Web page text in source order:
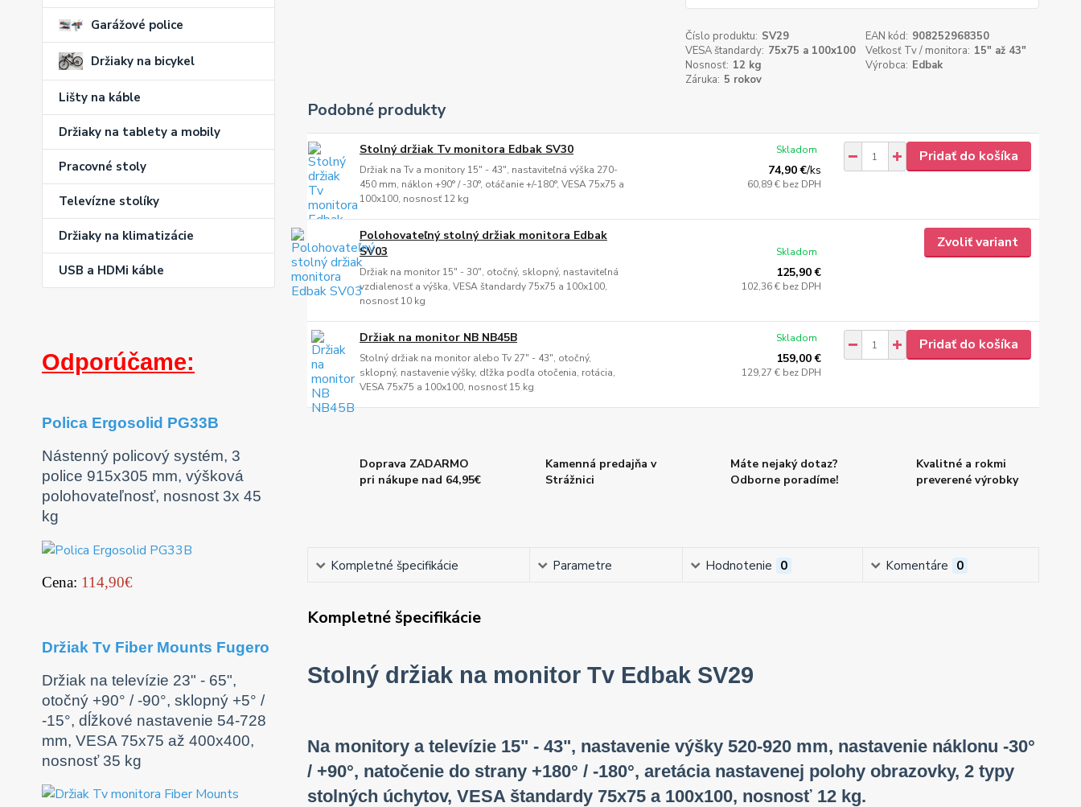
Garážové police
Držiaky na bicykel
Lišty na káble
Držiaky na tablety a mobily
Pracovné stoly
Televízne stolíky
Držiaky na klimatizácie
USB a HDMi káble
Odporúčame:
Polica Ergosolid PG33B
Nástenný policový systém, 3
police 915x305 mm, výšková
polohovateľnosť, nosnost 3x 45
kg
Cena: 114,90€
Držiak Tv Fiber Mounts Fugero
Držiak na televízie 23" - 65",
otočný +90° / -90°, sklopný +5° /
-15°, dĺžkové nastavenie 54-728
mm, VESA 75x75 až 400x400,
nosnosť 35 kg
Číslo produktu: SV29 EAN kód: 908252968350
VESA štandardy: 75x75 a 100x100 Veľkosť Tv / monitora: 15" až 43"
Nosnosť: 12 kg Výrobca: Edbak
Záruka: 5 rokov
Podobné produkty
Stolný držiak Tv monitora Edbak SV30
Držiak na Tv a monitory 15" - 43", nastaviteľná výška 270-
450 mm, náklon +90° / -30°, otáčanie +/-180°, VESA 75x75 a
100x100, nosnosť 12 kg
74,90 €/ks
60,89 € bez DPH
Skladom Pridať do košíka
Polohovateľný stolný držiak monitora Edbak
SV03
Držiak na monitor 15" - 30", otočný, sklopný, nastaviteľná
vzdialenosť a výška, VESA štandardy 75x75 a 100x100,
nosnosť 10 kg
125,90 €
102,36 € bez DPH
Skladom
Zvoliť variant
Držiak na monitor NB NB45B
Stolný držiak na monitor alebo Tv 27" - 43", otočný,
sklopný, nastavenie výšky, dľžka podľa otočenia, rotácia,
VESA 75x75 a 100x100, nosnosť 15 kg
159,00 €
129,27 € bez DPH
Skladom Pridať do košíka
Doprava ZADARMO
pri nákupe nad 64,95€
Kamenná predajňa v
Strážnici
Máte nejaký dotaz?
Odborne poradíme!
Kvalitné a rokmi
preverené výrobky
Kompletné špecifikácie Parametre Hodnotenie 0 Komentáre 0
Kompletné špecifikácie
Stolný držiak na monitor Tv Edbak SV29
Na monitory a televízie 15" - 43", nastavenie výšky 520-920 mm, nastavenie náklonu -30°
/ +90°, natočenie do strany +180° / -180°, aretácia nastavenej polohy obrazovky, 2 typy
stolných úchytov, VESA štandardy 75x75 a 100x100, nosnosť 12 kg.